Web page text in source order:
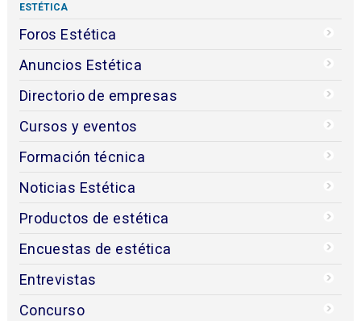
ESTÉTICA
Foros Estética
Anuncios Estética
Directorio de empresas
Cursos y eventos
Formación técnica
Noticias Estética
Productos de estética
Encuestas de estética
Entrevistas
Concurso